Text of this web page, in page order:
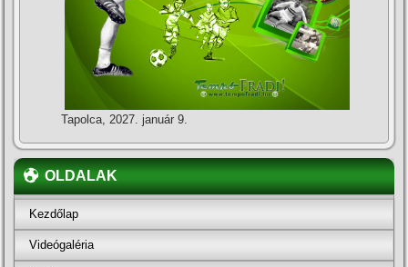
Tapolca, 2027. január 9.
OLDALAK
Kezdőlap
Videógaléria